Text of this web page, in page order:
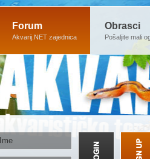
Forum
Akvarij.NET zajednica
Obrasci
Pošaljite mali